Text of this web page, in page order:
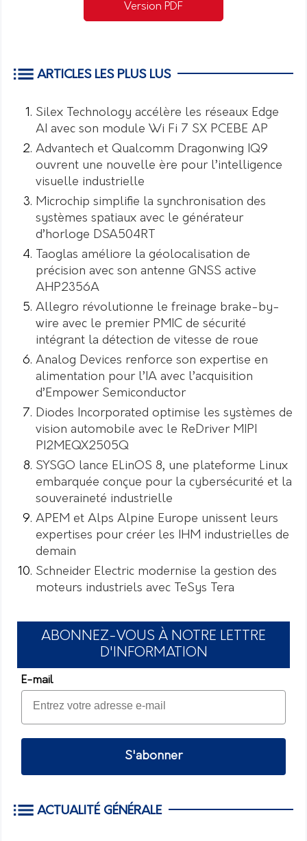
Version PDF
ARTICLES LES PLUS LUS
Silex Technology accélère les réseaux Edge
AI avec son module Wi Fi 7 SX PCEBE AP
Advantech et Qualcomm Dragonwing IQ9
ouvrent une nouvelle ère pour l’intelligence
visuelle industrielle
Microchip simplifie la synchronisation des
systèmes spatiaux avec le générateur
d’horloge DSA504RT
Taoglas améliore la géolocalisation de
précision avec son antenne GNSS active
AHP2356A
Allegro révolutionne le freinage brake-by-
wire avec le premier PMIC de sécurité
intégrant la détection de vitesse de roue
Analog Devices renforce son expertise en
alimentation pour l’IA avec l’acquisition
d’Empower Semiconductor
Diodes Incorporated optimise les systèmes de
vision automobile avec le ReDriver MIPI
PI2MEQX2505Q
SYSGO lance ELinOS 8, une plateforme Linux
embarquée conçue pour la cybersécurité et la
souveraineté industrielle
APEM et Alps Alpine Europe unissent leurs
expertises pour créer les IHM industrielles de
demain
Schneider Electric modernise la gestion des
moteurs industriels avec TeSys Tera
ABONNEZ-VOUS À NOTRE LETTRE
D'INFORMATION
E-mail
S'abonner
ACTUALITÉ GÉNÉRALE